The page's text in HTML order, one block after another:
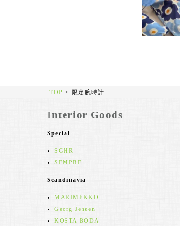
TOP > 限定腕時計
Interior Goods
Special
SGHR
SEMPRE
Scandinavia
MARIMEKKO
Georg Jensen
KOSTA BODA